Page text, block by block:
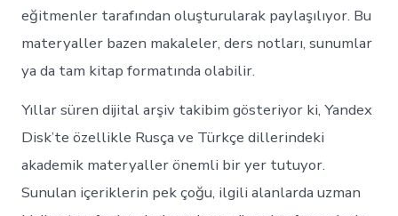
eğitmenler tarafından oluşturularak paylaşılıyor. Bu
materyaller bazen makaleler, ders notları, sunumlar
ya da tam kitap formatında olabilir.
Yıllar süren dijital arşiv takibim gösteriyor ki, Yandex
Disk’te özellikle Rusça ve Türkçe dillerindeki
akademik materyaller önemli bir yer tutuyor.
Sunulan içeriklerin pek çoğu, ilgili alanlarda uzman